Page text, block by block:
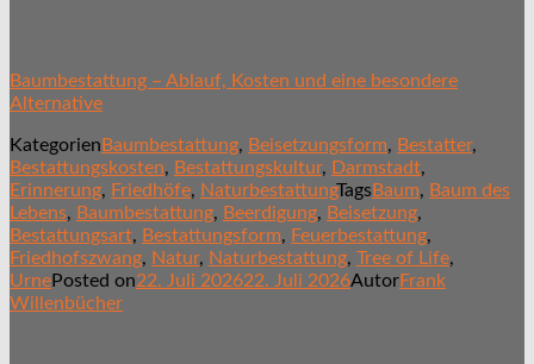
Baumbestattung – Ablauf, Kosten und eine besondere
Alternative
Kategorien Baumbestattung, Beisetzungsform, Bestatter,
Bestattungskosten, Bestattungskultur, Darmstadt,
Erinnerung, Friedhöfe, NaturbestattungTagsBaum, Baum des
Lebens, Baumbestattung, Beerdigung, Beisetzung,
Bestattungsart, Bestattungsform, Feuerbestattung,
Friedhofszwang, Natur, Naturbestattung, Tree of Life,
UrnePosted on22. Juli 202622. Juli 2026AutorFrank
Willenbücher